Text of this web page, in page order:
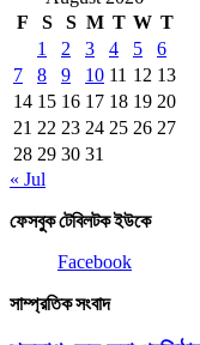
F
S S M T W T
1
2 3 4 5
6
7
8 9 10 11 12 13
14 15 16 17 18 19 20
21 22 23 24 25 26 27
28 29 30 31
« Jul
ফেসবুক টেবিলটক ইউকে
Facebook
সাম্প্রতিক সংবাদ